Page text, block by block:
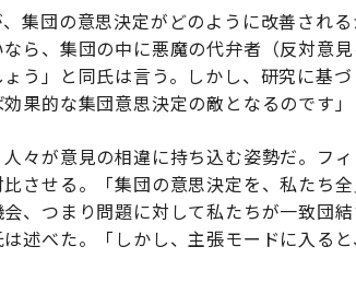
集団の意思決定がどのように改善される
なら、集団の中に悪魔の代弁者（反対意
う」と同氏は言う。しかし、研究に基
果的な集団意思決定の敵となるのです」
々が意見の相違に持ち込む姿勢だ。フ
させる。「集団の意思決定を、私たち全
、つまり問題に対して私たちが一致団
述べた。「しかし、主張モードに入る